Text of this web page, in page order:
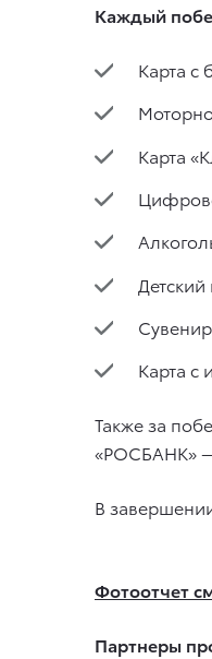
Каждый
Карта с
Карта
Карта
Также за
«РОСБАНК»
В
Фотоотчет
Партнеры